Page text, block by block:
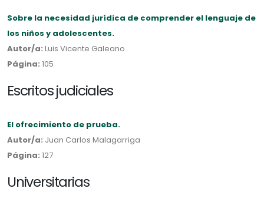
Sobre la necesidad jurídica de comprender el lenguaje de
los niños y adolescentes.
Autor/a: Luis Vicente Galeano
Página: 105
Escritos judiciales
El ofrecimiento de prueba.
Autor/a: Juan Carlos Malagarriga
Página: 127
Universitarias